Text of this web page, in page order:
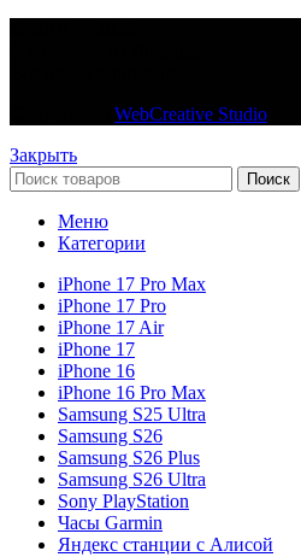
WebCreative Studio
Закрыть
Поиск
Меню
Категории
iPhone 17 Pro Max
iPhone 17 Pro
iPhone 17 Air
iPhone 17
iPhone 16
iPhone 16 Pro Max
Samsung S25 Ultra
Samsung S26
Samsung S26 Plus
Samsung S26 Ultra
Sony PlayStation
Часы Garmin
Яндекс станции с Алисой